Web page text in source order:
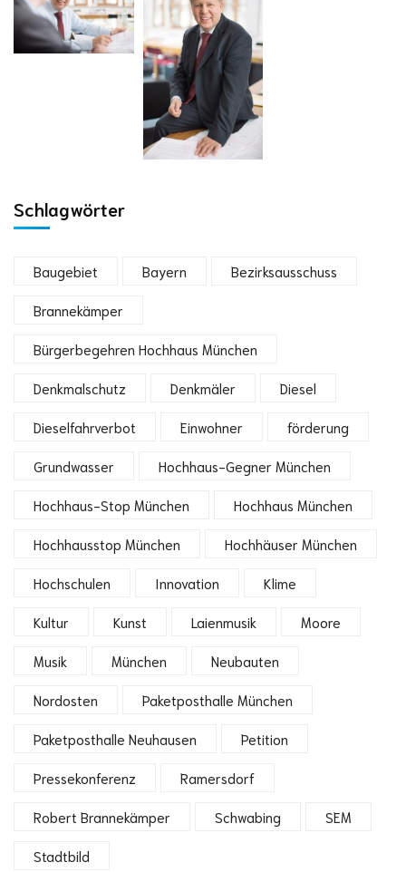
Schlagwörter
Baugebiet Bayern Bezirksausschuss
Brannekämper
Bürgerbegehren Hochhaus München
Denkmalschutz Denkmäler Diesel
Dieselfahrverbot Einwohner förderung
Grundwasser Hochhaus-Gegner München
Hochhaus-Stop München Hochhaus München
Hochhausstop München Hochhäuser München
Hochschulen Innovation Klime
Kultur Kunst Laienmusik Moore
Musik München Neubauten
Nordosten Paketposthalle München
Paketposthalle Neuhausen Petition
Pressekonferenz Ramersdorf
Robert Brannekämper Schwabing SEM
Stadtbild